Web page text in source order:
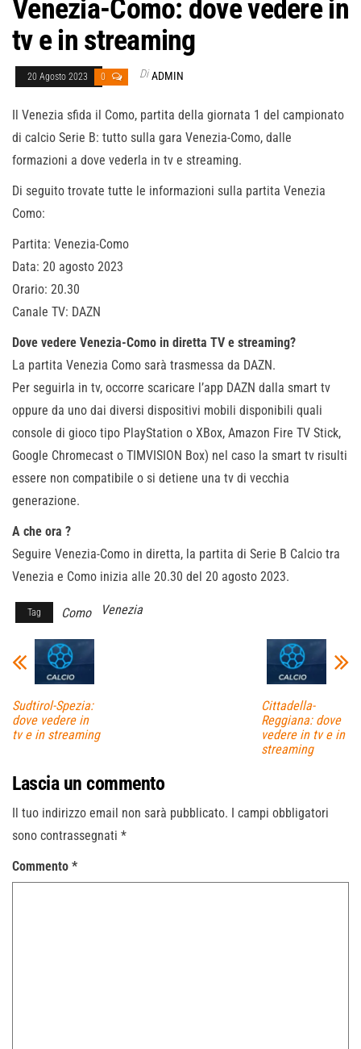
Venezia-Como: dove vedere in
tv e in streaming
20 Agosto 2023 0 Di ADMIN
Il Venezia sfida il Como, partita della giornata 1 del campionato
di calcio Serie B: tutto sulla gara Venezia-Como, dalle
formazioni a dove vederla in tv e streaming.
Di seguito trovate tutte le informazioni sulla partita Venezia
Como:
Partita: Venezia-Como
Data: 20 agosto 2023
Orario: 20.30
Canale TV: DAZN
Dove vedere Venezia-Como in diretta TV e streaming?
La partita Venezia Como sarà trasmessa da DAZN.
Per seguirla in tv, occorre scaricare l’app DAZN dalla smart tv
oppure da uno dai diversi dispositivi mobili disponibili quali
console di gioco tipo PlayStation o XBox, Amazon Fire TV Stick,
Google Chromecast o TIMVISION Box) nel caso la smart tv risulti
essere non compatibile o si detiene una tv di vecchia
generazione.
A che ora ?
Seguire Venezia-Como in diretta, la partita di Serie B Calcio tra
Venezia e Como inizia alle 20.30 del 20 agosto 2023.
Tag Como Venezia
Sudtirol-Spezia:
dove vedere in
tv e in streaming
Cittadella-
Reggiana: dove
vedere in tv e in
streaming
Lascia un commento
Il tuo indirizzo email non sarà pubblicato. I campi obbligatori
sono contrassegnati *
Commento *